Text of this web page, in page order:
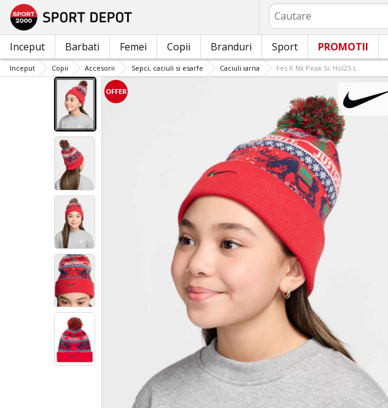
Cautare
Inceput Barbati Femei Copii Branduri Sport PROMOTII
Inceput Copii Accesorii Sepci, caciuli si esarfe Caciuli iarna Fes K Nk Peak Sc Hol25 L
OFFER